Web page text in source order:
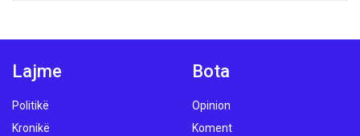
Lajme
Politikë
Kronikë
Bota
Opinion
Koment